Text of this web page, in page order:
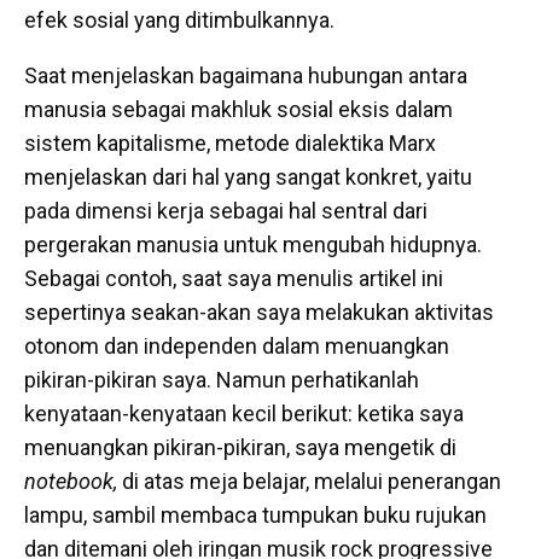
efek sosial yang ditimbulkannya.
Saat menjelaskan bagaimana hubungan antara
manusia sebagai makhluk sosial eksis dalam
sistem kapitalisme, metode dialektika Marx
menjelaskan dari hal yang sangat konkret, yaitu
pada dimensi kerja sebagai hal sentral dari
pergerakan manusia untuk mengubah hidupnya.
Sebagai contoh, saat saya menulis artikel ini
sepertinya seakan-akan saya melakukan aktivitas
otonom dan independen dalam menuangkan
pikiran-pikiran saya. Namun perhatikanlah
kenyataan-kenyataan kecil berikut: ketika saya
menuangkan pikiran-pikiran, saya mengetik di
notebook, di atas meja belajar, melalui penerangan
lampu, sambil membaca tumpukan buku rujukan
dan ditemani oleh iringan musik rock progressive